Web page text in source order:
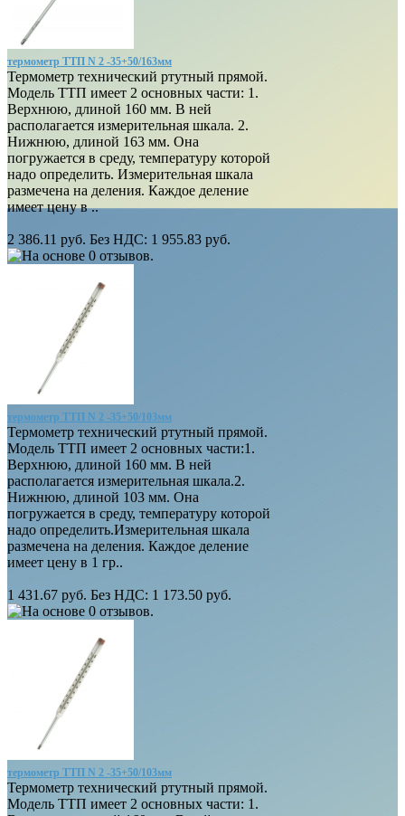
термометр ТТП N 2 -35+50/163мм
Термометр технический ртутный прямой.
Модель ТТП имеет 2 основных части: 1.
Верхнюю, длиной 160 мм. В ней
располагается измерительная шкала. 2.
Нижнюю, длиной 163 мм. Она
погружается в среду, температуру которой
надо определить. Измерительная шкала
размечена на деления. Каждое деление
имеет цену в ..
2 386.11 руб. Без НДС: 1 955.83 руб.
термометр ТТП N 2 -35+50/103мм
Термометр технический ртутный прямой.
Модель ТТП имеет 2 основных части:1.
Верхнюю, длиной 160 мм. В ней
располагается измерительная шкала.2.
Нижнюю, длиной 103 мм. Она
погружается в среду, температуру которой
надо определить.Измерительная шкала
размечена на деления. Каждое деление
имеет цену в 1 гр..
1 431.67 руб. Без НДС: 1 173.50 руб.
термометр ТТП N 2 -35+50/103мм
Термометр технический ртутный прямой.
Модель ТТП имеет 2 основных части: 1.